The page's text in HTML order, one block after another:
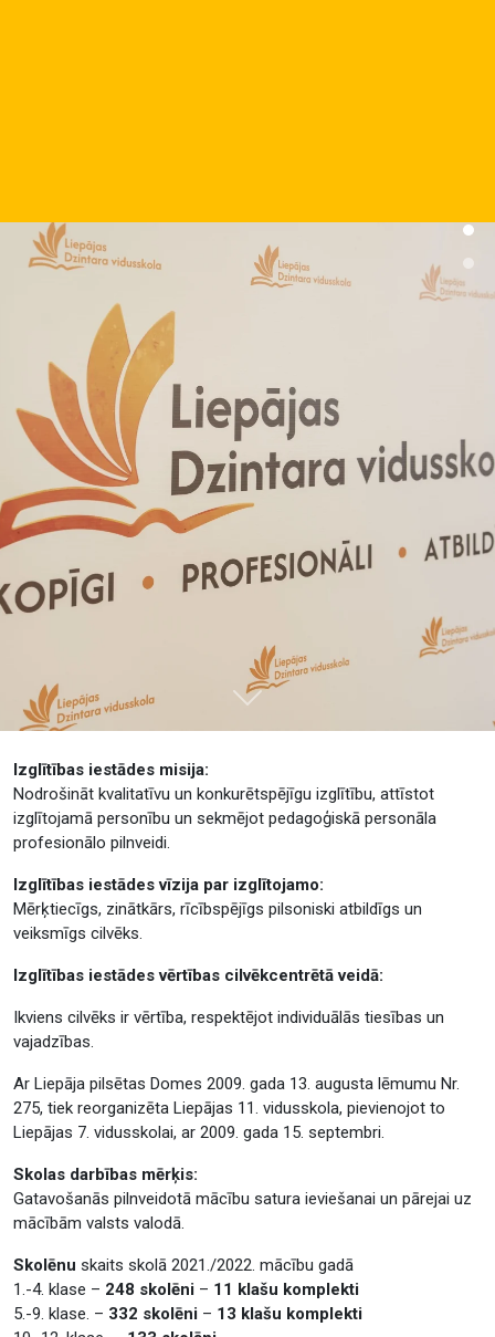
Tālāk
Izglītības iestādes misija:
Nodrošināt kvalitatīvu un konkurētspējīgu izglītību, attīstot
izglītojamā personību un sekmējot pedagoģiskā personāla
profesionālo pilnveidi.
Izglītības iestādes vīzija par izglītojamo:
Mērķtiecīgs, zinātkārs, rīcībspējīgs pilsoniski atbildīgs un
veiksmīgs cilvēks.
Izglītības iestādes vērtības cilvēkcentrētā veidā:
Ikviens cilvēks ir vērtība, respektējot individuālās tiesības un
vajadzības.
Ar Liepāja pilsētas Domes 2009. gada 13. augusta lēmumu Nr.
275, tiek reorganizēta Liepājas 11. vidusskola, pievienojot to
Liepājas 7. vidusskolai, ar 2009. gada 15. septembri.
Skolas darbības mērķis:
Gatavošanās pilnveidotā mācību satura ieviešanai un pārejai uz
mācībām valsts valodā.
Skolēnu skaits skolā 2021./2022. mācību gadā
1.-4. klase – 248 skolēni – 11 klašu komplekti
5.-9. klase. – 332 skolēni – 13 klašu komplekti